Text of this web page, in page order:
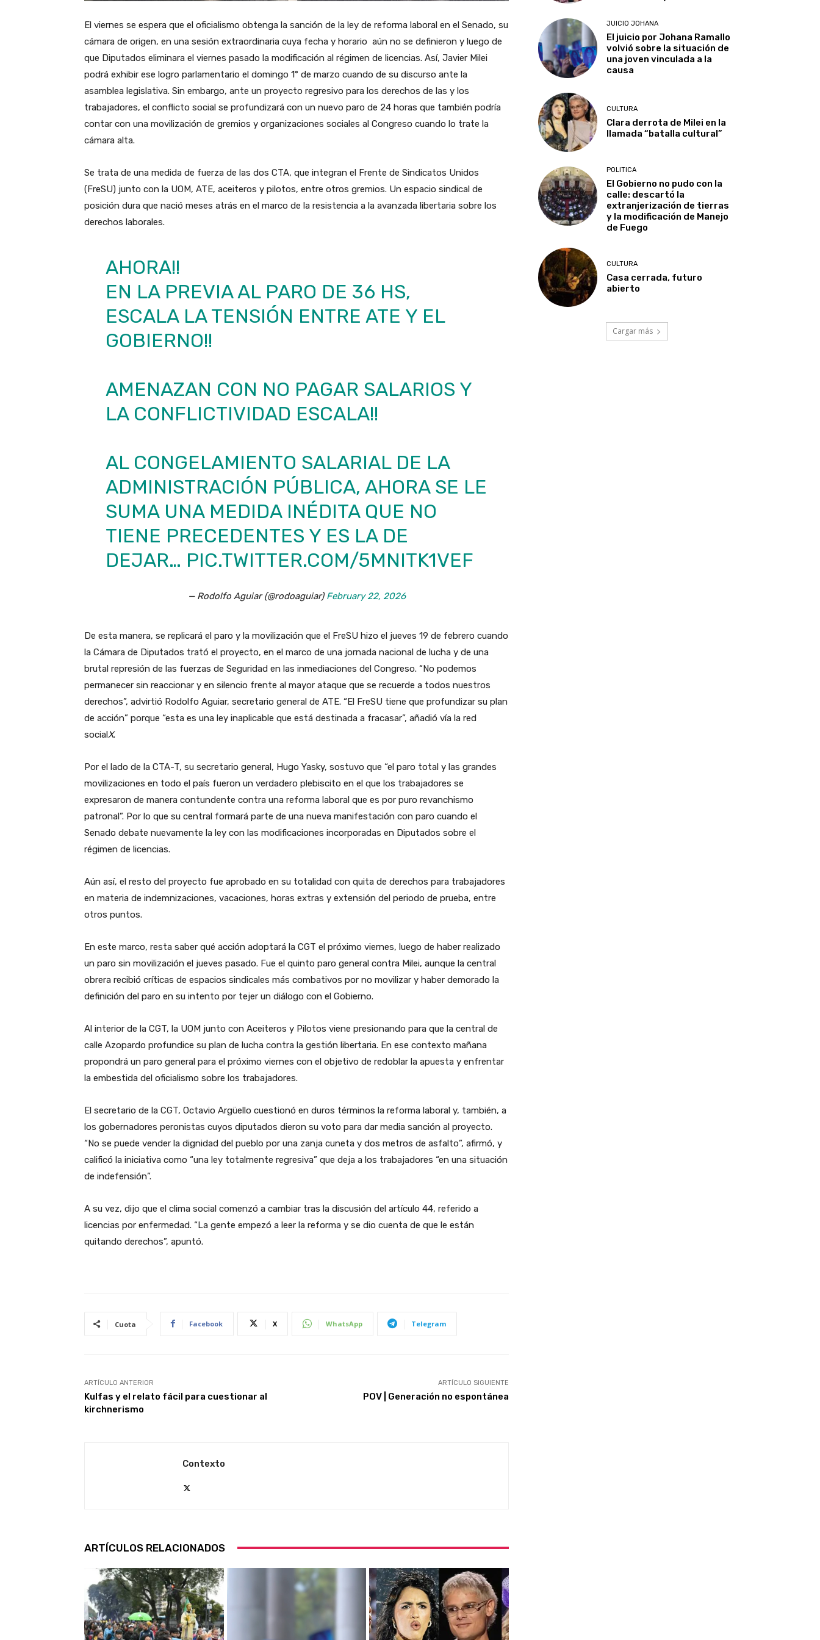
El viernes se espera que el oficialismo obtenga la sanción de la ley de reforma laboral en el Senado, su
cámara de origen, en una sesión extraordinaria cuya fecha y horario aún no se definieron y luego de
que Diputados eliminara el viernes pasado la modificación al régimen de licencias. Así, Javier Milei
podrá exhibir ese logro parlamentario el domingo 1° de marzo cuando de su discurso ante la
asamblea legislativa. Sin embargo, ante un proyecto regresivo para los derechos de las y los
trabajadores, el conflicto social se profundizará con un nuevo paro de 24 horas que también podría
contar con una movilización de gremios y organizaciones sociales al Congreso cuando lo trate la
cámara alta.
Se trata de una medida de fuerza de las dos CTA, que integran el Frente de Sindicatos Unidos
(FreSU) junto con la UOM, ATE, aceiteros y pilotos, entre otros gremios. Un espacio sindical de
posición dura que nació meses atrás en el marco de la resistencia a la avanzada libertaria sobre los
derechos laborales.
AHORA!!
EN LA PREVIA AL PARO DE 36 HS,
ESCALA LA TENSIÓN ENTRE ATE Y EL
GOBIERNO!!
AMENAZAN CON NO PAGAR SALARIOS Y
LA CONFLICTIVIDAD ESCALA!!
AL CONGELAMIENTO SALARIAL DE LA
ADMINISTRACIÓN PÚBLICA, AHORA SE LE
SUMA UNA MEDIDA INÉDITA QUE NO
TIENE PRECEDENTES Y ES LA DE
DEJAR… PIC.TWITTER.COM/5MNITK1VEF
— Rodolfo Aguiar (@rodoaguiar) February 22, 2026
De esta manera, se replicará el paro y la movilización que el FreSU hizo el jueves 19 de febrero cuando
la Cámara de Diputados trató el proyecto, en el marco de una jornada nacional de lucha y de una
brutal represión de las fuerzas de Seguridad en las inmediaciones del Congreso. “No podemos
permanecer sin reaccionar y en silencio frente al mayor ataque que se recuerde a todos nuestros
derechos”, advirtió Rodolfo Aguiar, secretario general de ATE. “El FreSU tiene que profundizar su plan
de acción” porque “esta es una ley inaplicable que está destinada a fracasar”, añadió vía la red
socialX.
Por el lado de la CTA-T, su secretario general, Hugo Yasky, sostuvo que “el paro total y las grandes
movilizaciones en todo el país fueron un verdadero plebiscito en el que los trabajadores se
expresaron de manera contundente contra una reforma laboral que es por puro revanchismo
patronal”. Por lo que su central formará parte de una nueva manifestación con paro cuando el
Senado debate nuevamente la ley con las modificaciones incorporadas en Diputados sobre el
régimen de licencias.
Aún así, el resto del proyecto fue aprobado en su totalidad con quita de derechos para trabajadores
en materia de indemnizaciones, vacaciones, horas extras y extensión del periodo de prueba, entre
otros puntos.
En este marco, resta saber qué acción adoptará la CGT el próximo viernes, luego de haber realizado
un paro sin movilización el jueves pasado. Fue el quinto paro general contra Milei, aunque la central
obrera recibió críticas de espacios sindicales más combativos por no movilizar y haber demorado la
definición del paro en su intento por tejer un diálogo con el Gobierno.
Al interior de la CGT, la UOM junto con Aceiteros y Pilotos viene presionando para que la central de
calle Azopardo profundice su plan de lucha contra la gestión libertaria. En ese contexto mañana
propondrá un paro general para el próximo viernes con el objetivo de redoblar la apuesta y enfrentar
la embestida del oficialismo sobre los trabajadores.
El secretario de la CGT, Octavio Argüello cuestionó en duros términos la reforma laboral y, también, a
los gobernadores peronistas cuyos diputados dieron su voto para dar media sanción al proyecto.
“No se puede vender la dignidad del pueblo por una zanja cuneta y dos metros de asfalto”, afirmó, y
calificó la iniciativa como “una ley totalmente regresiva” que deja a los trabajadores “en una situación
de indefensión”.
A su vez, dijo que el clima social comenzó a cambiar tras la discusión del artículo 44, referido a
licencias por enfermedad. “La gente empezó a leer la reforma y se dio cuenta de que le están
quitando derechos”, apuntó.
Cuota Facebook X WhatsApp Telegram
ARTÍCULO ANTERIOR
Kulfas y el relato fácil para cuestionar al
kirchnerismo
ARTÍCULO SIGUIENTE
POV | Generación no espontánea
Contexto
ARTÍCULOS RELACIONADOS
JUICIO JOHANA
El juicio por Johana Ramallo
volvió sobre la situación de
una joven vinculada a la
causa
CULTURA
Clara derrota de Milei en la
llamada “batalla cultural”
POLITICA
El Gobierno no pudo con la
calle: descartó la
extranjerización de tierras
y la modificación de Manejo
de Fuego
CULTURA
Casa cerrada, futuro
abierto
Cargar más